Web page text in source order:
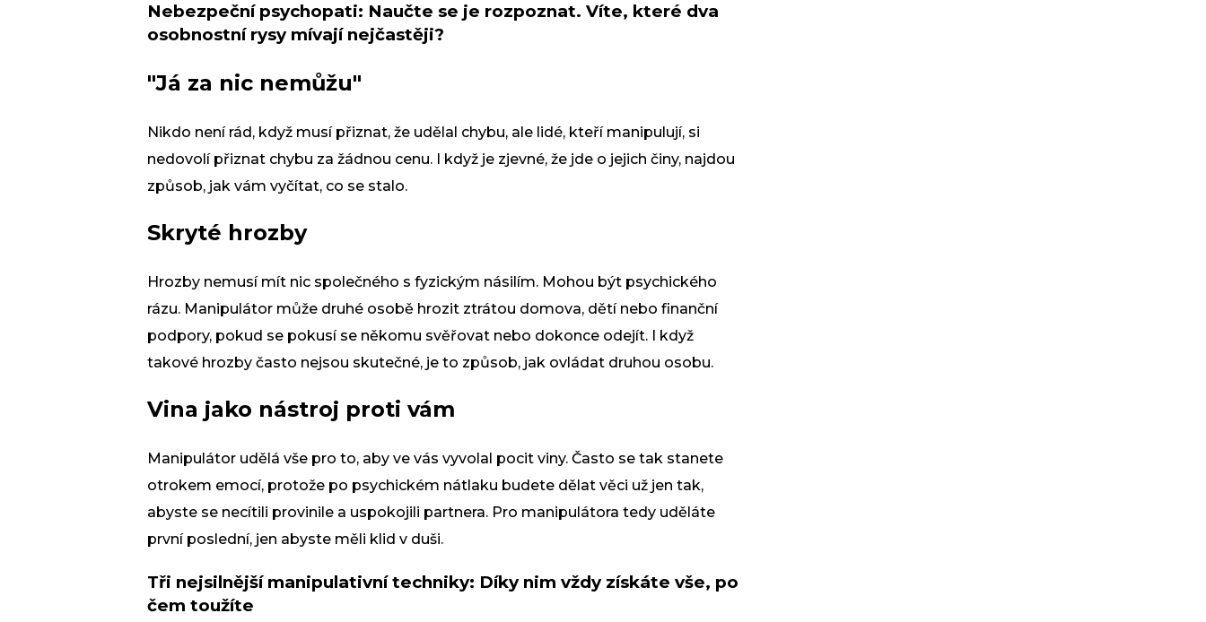
Nebezpeční psychopati: Naučte se je rozpoznat. Víte, které dva
osobnostní rysy mívají nejčastěji?
"Já za nic nemůžu"
Nikdo není rád, když musí přiznat, že udělal chybu, ale lidé, kteří manipulují, si
nedovolí přiznat chybu za žádnou cenu. I když je zjevné, že jde o jejich činy, najdou
způsob, jak vám vyčítat, co se stalo.
Skryté hrozby
Hrozby nemusí mít nic společného s fyzickým násilím. Mohou být psychického
rázu. Manipulátor může druhé osobě hrozit ztrátou domova, dětí nebo finanční
podpory, pokud se pokusí se někomu svěřovat nebo dokonce odejít. I když
takové hrozby často nejsou skutečné, je to způsob, jak ovládat druhou osobu.
Vina jako nástroj proti vám
Manipulátor udělá vše pro to, aby ve vás vyvolal pocit viny. Často se tak stanete
otrokem emocí, protože po psychickém nátlaku budete dělat věci už jen tak,
abyste se necítili provinile a uspokojili partnera. Pro manipulátora tedy uděláte
první poslední, jen abyste měli klid v duši.
Tři nejsilnější manipulativní techniky: Díky nim vždy získáte vše, po
čem toužíte